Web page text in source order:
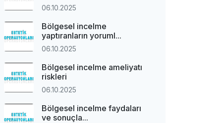
06.10.2025
Bölgesel incelme
yaptıranların yoruml...
06.10.2025
Bölgesel incelme ameliyatı
riskleri
06.10.2025
Bölgesel incelme faydaları
ve sonuçla...